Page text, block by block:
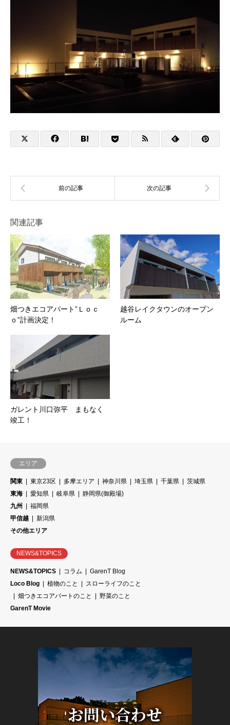
関連記事
畑つきエコアパート”Ｌｏｃ
ｏ”計画決定！
越谷レイクタウンのオープン
ルーム
ガレント川口弥平 まもなく
竣工！
エリア
関東 東京23区 多摩エリア 神奈川県 埼玉県 千葉県
茨城県
東海
愛知県 岐阜県
静岡県(御殿場)
九州
福岡県
甲信越
新潟県
その他エリア
NEWS&TOPICS
NEWS&TOPICS コラム
GarenT Blog
Loco Blog
植物のこと
スローライフのこと
畑つきエコアパートのこと
野菜のこと
GarenT Movie